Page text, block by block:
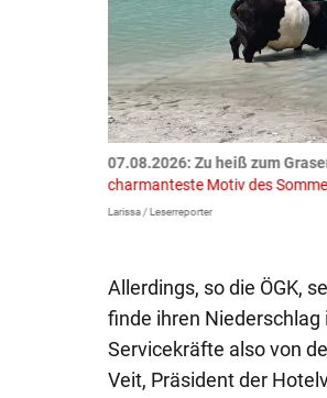
07.08.2026: Zu heiß zum
charmanteste Motiv des
Larissa / Leserreporter
Allerdings, so die ÖGK,
finde ihren
Servicekräfte also von
Veit, Präsident der